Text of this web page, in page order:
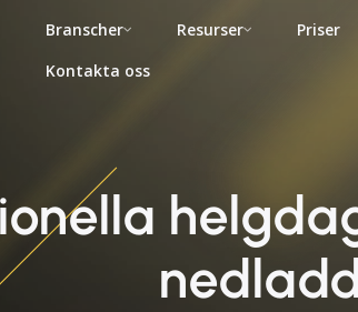
Branscher Resurser
Priser
Kontakta oss